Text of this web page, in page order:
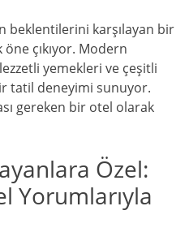
beklentilerini karşılayan bir
çıkıyor. Modern
yemekleri ve çeşitli
tatil deneyimi sunuyor.
gereken bir otel olarak
Özel:
Yorumlarıyla